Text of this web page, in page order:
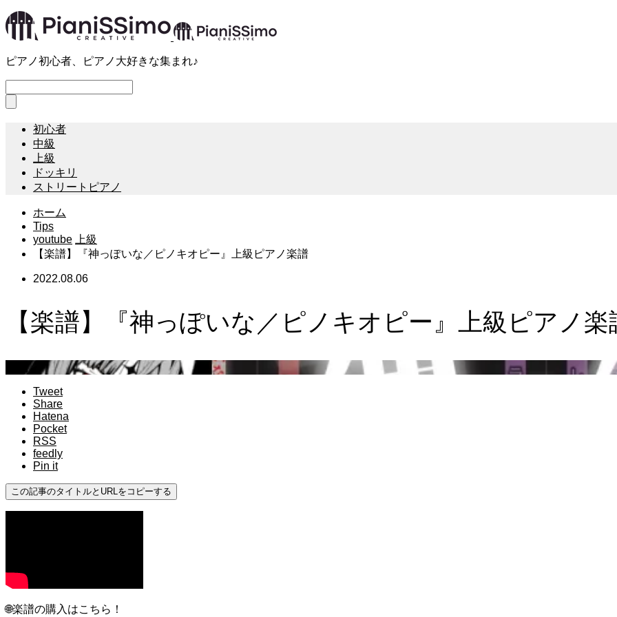
ピアノ初心者、ピアノ大好きな集まれ♪
初心者
中級
上級
ドッキリ
ストリートピアノ
ホーム
Tips
youtube
上級
【楽譜】『神っぽいな／ピノキオピー』上級ピアノ楽譜
2022.08.06
【楽譜】『神っぽいな／ピノキオピー』上級ピアノ楽
Tweet
Share
Hatena
Pocket
RSS
feedly
Pin it
この記事のタイトルとURLをコピーする
🌐楽譜の購入はこちら！